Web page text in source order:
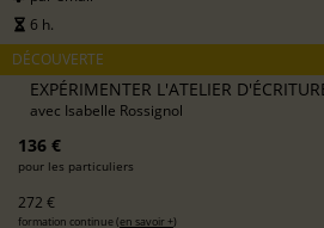
6 h.
DÉCOUVERTE
EXPÉRIMENTER L'ATELIER
avec Isabelle Rossignol
136 €
pour les particuliers
272 €
formation continue (en savoir +)